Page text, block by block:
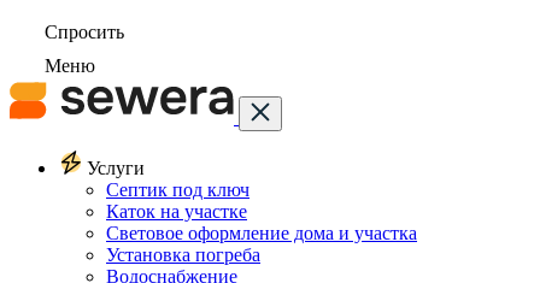
Спросить
Меню
Услуги
Септик под ключ
Каток на участке
Световое оформление дома и участка
Установка погреба
Водоснабжение